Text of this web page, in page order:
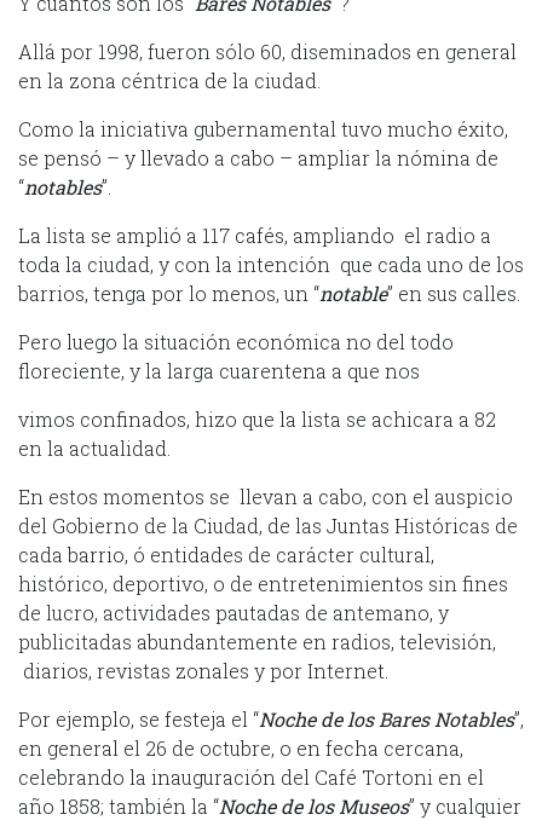
Allá por 1998, fueron sólo 60, diseminados en general
en la zona céntrica de la ciudad.
Como la iniciativa gubernamental tuvo mucho éxito,
se pensó – y llevado a cabo – ampliar la nómina de
“notables”.
La lista se amplió a 117 cafés, ampliando el radio a
toda la ciudad, y con la intención que cada uno de los
barrios, tenga por lo menos, un “notable” en sus calles.
Pero luego la situación económica no del todo
floreciente, y la larga cuarentena a que nos
vimos confinados, hizo que la lista se achicara a 82
en la actualidad.
En estos momentos se llevan a cabo, con el auspicio
del Gobierno de la Ciudad, de las Juntas Históricas de
cada barrio, ó entidades de carácter cultural,
histórico, deportivo, o de entretenimientos sin fines
de lucro, actividades pautadas de antemano, y
publicitadas abundantemente en radios, televisión,
diarios, revistas zonales y por Internet.
Por ejemplo, se festeja el “Noche de los Bares Notables”,
en general el 26 de octubre, o en fecha cercana,
celebrando la inauguración del Café Tortoni en el
año 1858; también la “Noche de los Museos” y cualquier